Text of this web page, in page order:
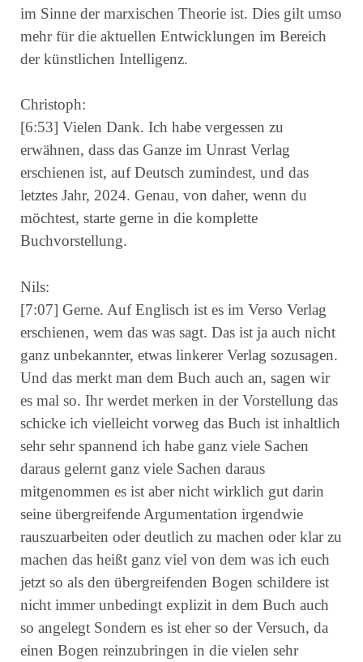
im Sinne der marxischen Theorie ist. Dies gilt umso
mehr für die aktuellen Entwicklungen im Bereich
der künstlichen Intelligenz.
Christoph:
[6:53] Vielen Dank. Ich habe vergessen zu
erwähnen, dass das Ganze im Unrast Verlag
erschienen ist, auf Deutsch zumindest, und das
letztes Jahr, 2024. Genau, von daher, wenn du
möchtest, starte gerne in die komplette
Buchvorstellung.
Nils:
[7:07] Gerne. Auf Englisch ist es im Verso Verlag
erschienen, wem das was sagt. Das ist ja auch nicht
ganz unbekannter, etwas linkerer Verlag sozusagen.
Und das merkt man dem Buch auch an, sagen wir
es mal so. Ihr werdet merken in der Vorstellung das
schicke ich vielleicht vorweg das Buch ist inhaltlich
sehr sehr spannend ich habe ganz viele Sachen
daraus gelernt ganz viele Sachen daraus
mitgenommen es ist aber nicht wirklich gut darin
seine übergreifende Argumentation irgendwie
rauszuarbeiten oder deutlich zu machen oder klar zu
machen das heißt ganz viel von dem was ich euch
jetzt so als den übergreifenden Bogen schildere ist
nicht immer unbedingt explizit in dem Buch auch
so angelegt Sondern es ist eher so der Versuch, da
einen Bogen reinzubringen in die vielen sehr